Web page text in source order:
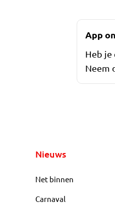
App
Heb je
Neem
Nieuws
Net binnen
Carnaval